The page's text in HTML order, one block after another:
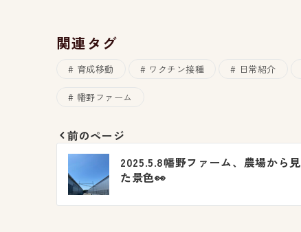
関連タグ
育成移動 ワクチン接種 日常紹介
幡野ファーム
投
稿
ナ
前のページ
2025.5.8幡野ファーム、農場から見
た景色👀